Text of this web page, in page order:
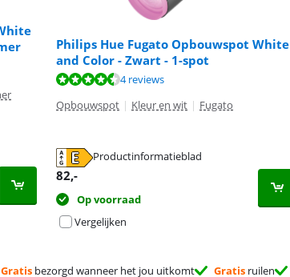
Philips Hue Fugato Opbouwspot White
and Color - Zwart - 1-spot
4 reviews
Opbouwspot | Kleur en wit | Fugato
Productinformatieblad
82,-
Op voorraad
Vergelijken
Gratisbezorgd wanneer het jou uitkomt Gratisruilen